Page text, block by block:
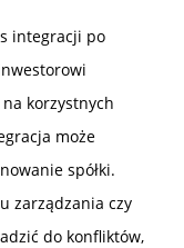
integracji po
korzystnych
może
spółki.
zarządzania czy
do konfliktów,